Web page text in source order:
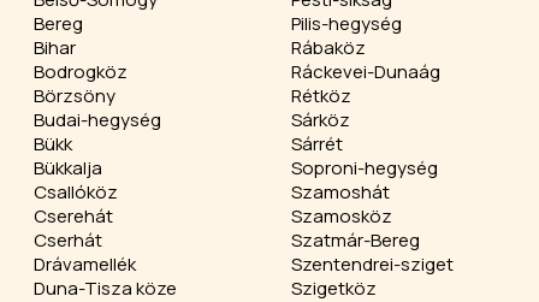
Bereg
Bihar
Bodrogköz
Börzsöny
Budai-hegység
Bükk
Bükkalja
Csallóköz
Cserehát
Cserhát
Drávamellék
Duna-Tisza köze
Pilis-hegység
Rábaköz
Ráckevei-Dunaág
Rétköz
Sárköz
Sárrét
Soproni-hegység
Szamoshát
Szamosköz
Szatmár-Bereg
Szentendrei-sziget
Szigetköz